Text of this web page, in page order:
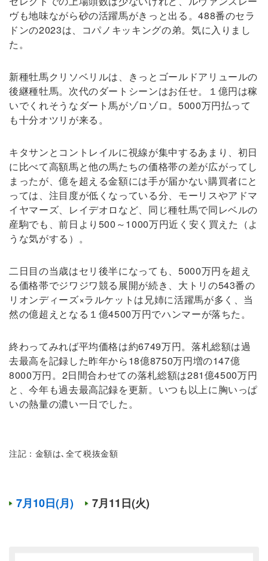
ヴも地味ながら砂の活躍馬がきっと出る。488番のセラ
ドンの2023は、コパノキッキングの弟。気に入りまし
た。
新種牡馬クリソベリルは、きっとゴールドアリュールの
後継種牡馬。次代のダートシーンはお任せ。１億円は稼
いでくれそうなダート馬がゾロゾロ。5000万円払って
も十分オツリが来る。
キタサンとコントレイルに視線が集中するあまり、初日
に比べて高額馬と他の馬たちの価格帯の差が広がってし
まったが、億を超える金額には手が届かない購買者にと
っては、注目度が低くなっている分、モーリスやアドマ
イヤマーズ、レイデオロなど、同じ種牡馬で同レベルの
産駒でも、前日より500～1000万円近く安く買えた（よ
うな気がする）。
二日目の当歳はセリ後半になっても、5000万円を超え
る価格帯でジワジワ競る展開が続き、大トリの543番の
リオンディーズ×ラルケットは兄姉に活躍馬が多く、当
然の億超えとなる１億4500万円でハンマーが落ちた。
終わってみれば平均価格は約6749万円。落札総額は過
去最高を記録した昨年から18億8750万円増の147億
8000万円。2日間合わせての落札総額は281億4500万円
と、今年も過去最高記録を更新。いつも以上に胸いっぱ
いの熱量の濃い一日でした。
注記：金額は､全て税抜金額
7月10日(月) 7月11日(火)